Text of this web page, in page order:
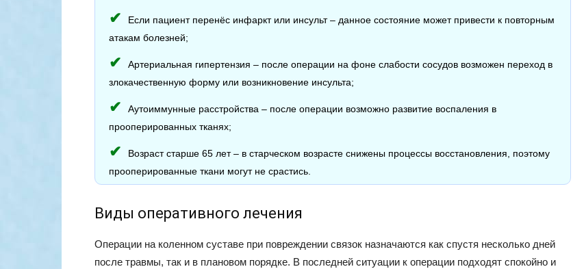
Если пациент перенёс инфаркт или инсульт – данное состояние может привести к повторным
атакам болезней;
Артериальная гипертензия – после операции на фоне слабости сосудов возможен переход в
злокачественную форму или возникновение инсульта;
Аутоиммунные расстройства – после операции возможно развитие воспаления в
прооперированных тканях;
Возраст старше 65 лет – в старческом возрасте снижены процессы восстановления, поэтому
прооперированные ткани могут не срастись.
Виды оперативного лечения
Операции на коленном суставе при повреждении связок назначаются как спустя несколько дней
после травмы, так и в плановом порядке. В последней ситуации к операции подходят спокойно и